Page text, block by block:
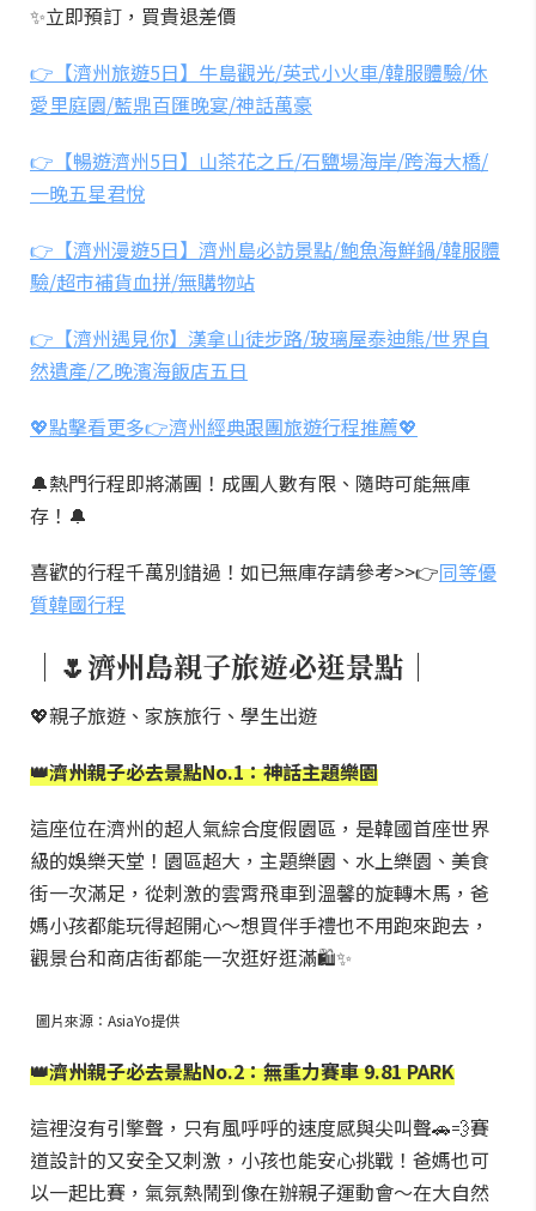
✨立即預訂，買貴退差價
👉【濟州旅遊5日】牛島觀光/英式小火車/韓服體驗/休
愛里庭園/藍鼎百匯晚宴/神話萬豪
👉【暢遊濟州5日】山茶花之丘/石鹽場海岸/跨海大橋/
一晚五星君悅
👉【濟州漫遊5日】濟州島必訪景點/鮑魚海鮮鍋/韓服體
驗/超市補貨血拼/無購物站
👉【濟州遇見你】漢拿山徒步路/玻璃屋泰迪熊/世界自
然遺產/乙晚濱海飯店五日
💖點擊看更多👉濟州經典跟團旅遊行程推薦💖
🔔熱門行程即將滿團！成團人數有限、隨時可能無庫
存！🔔
喜歡的行程千萬別錯過！如已無庫存請參考>>👉同等優
質韓國行程
｜🌷濟州島親子旅遊必逛景點｜
💖親子旅遊、家族旅行、學生出遊
👑濟州親子必去景點No.1：神話主題樂園
這座位在濟州的超人氣綜合度假園區，是韓國首座世界
級的娛樂天堂！園區超大，主題樂園、水上樂園、美食
街一次滿足，從刺激的雲霄飛車到溫馨的旋轉木馬，爸
媽小孩都能玩得超開心～想買伴手禮也不用跑來跑去，
觀景台和商店街都能一次逛好逛滿🛍️✨
圖片來源：AsiaYo提供
👑濟州親子必去景點No.2：無重力賽車 9.81 PARK
這裡沒有引擎聲，只有風呼呼的速度感與尖叫聲🚗💨賽
道設計的又安全又刺激，小孩也能安心挑戰！爸媽也可
以一起比賽，氣氛熱鬧到像在辦親子運動會～在大自然